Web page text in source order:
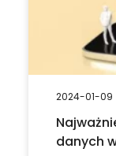
danych
2024-01-09